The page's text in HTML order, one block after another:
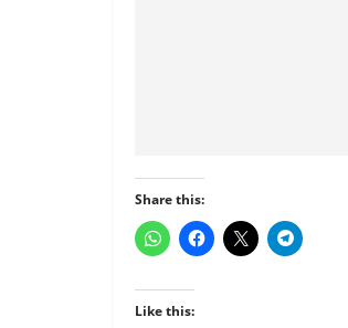
Share this:
Like this: